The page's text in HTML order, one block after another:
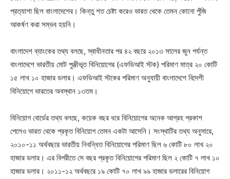
প্রত্যাশা ছিল বাংলাদেশের। কিন্তু শত চেষ্টা করেও ভারত থেকে তেমন কোনো পুঁজি
আকর্ষণ করা সম্ভব হয়নি।
বাংলাদেশ ব্যাংকের তথ্য বলছে, স্বাধীনতার পর ৪২ বছরে ২০১৩ সালের জুন পর্যন্ত
বাংলাদেশে ভারতীয় মোট পুঞ্জীভূত বিনিয়োগের (এফডিআই স্টক) পরিমাণ মাত্র ২০ কোটি
১৫ লাখ ১০ হাজার ডলার। এফডিআই স্টকের পরিমাণ অনুযায়ী বাংলাদেশে বিদেশী
বিনিয়োগে ভারতের অবস্থান ১৩তম।
বিনিয়োগ বোর্ডের তথ্য বলছে, কয়েক বছর ধরে বিনিয়োগের অনেক আগ্রহ প্রকাশ
পেলেও ভারত থেকে প্রকৃত বিনিয়োগ তেমন একটা আসেনি। সংস্থাটির তথ্য অনুসারে,
২০১০-১১ অর্থবছরে ভারতীয় নিবন্ধিত বিনিয়োগের পরিমাণ ছিল ৬ কোটি ৮০ লাখ ২০
হাজার ডলার। এর বিপরীতে সে বছর প্রকৃত বিনিয়োগের পরিমাণ ছিল ২ কোটি ৭ লাখ ১০
হাজার ডলার। ২০১১-১২ অর্থবছরে ১৯ কোটি ৭০ লাখ ৯৯ হাজার ডলারের বিনিয়োগ